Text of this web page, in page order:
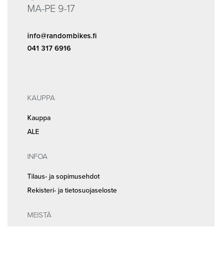
MA-PE 9-17
info@randombikes.fi
041 317 6916
KAUPPA
Kauppa
ALE
INFOA
Tilaus- ja sopimusehdot
Rekisteri- ja tietosuojaseloste
MEISTÄ